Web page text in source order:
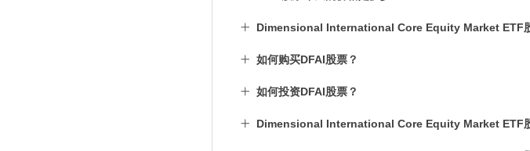
Dimensional International Core Equity Market ETF
如何购买DFAI股票？
如何投资DFAI股票？
Dimensional International Core Equity Market ETF